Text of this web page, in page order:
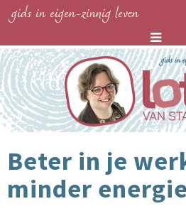
gids in eigen-zinnig leven
Beter in je
minder